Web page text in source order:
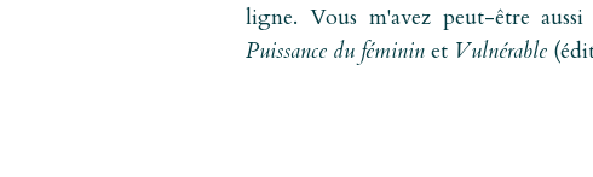
ligne. Vous m'avez peut-être
Puissance du féminin et Vulnérable